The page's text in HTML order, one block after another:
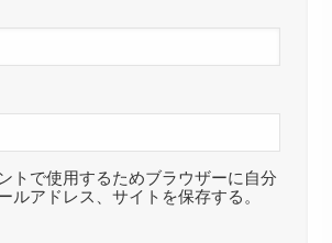
トで使用するためブラウザーに自分
ルアドレス、サイトを保存する。